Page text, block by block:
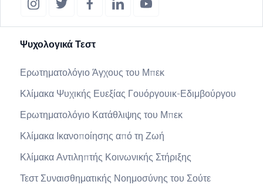
Ψυχολογικά Τεστ
Ερωτηματολόγιο Άγχους του Μπεκ
Κλίμακα Ψυχικής Ευεξίας Γουόργουικ-Εδιμβούργου
Ερωτηματολόγιο Κατάθλιψης του Μπεκ
Κλίμακα Ικανοποίησης από τη Ζωή
Κλίμακα Αντιληπτής Κοινωνικής Στήριξης
Τεστ Συναισθηματικής Νοημοσύνης του Σούτε